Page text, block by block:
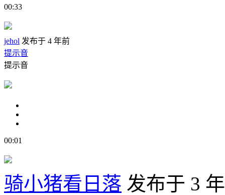
00:33
jehol 发布于 4 年前
提示音
提示音
00:01
骑小猪看日落 发布于 3